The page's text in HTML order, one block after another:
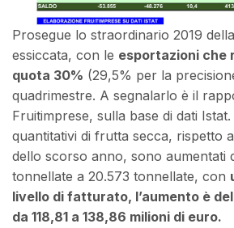
Prosegue lo straordinario 2019
essiccata, con le esportazioni che
quota 30% (29,5% per la
quadrimestre. A segnalarlo è il
Fruitimprese, sulla base di dati
quantitativi di frutta secca, rispetto
dello scorso anno, sono aumentati
tonnellate a 20.573 tonnellate, con
livello di fatturato, l’aumento è
da 118,81 a 138,86 milioni di euro.